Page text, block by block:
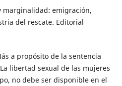
marginalidad: emigración,
del rescate. Editorial
a propósito de la sentencia
libertad sexual de las mujeres
no debe ser disponible en el